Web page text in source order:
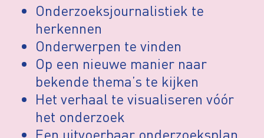
Onderzoeksjournalistiek te
herkennen
Onderwerpen te vinden
Op een nieuwe manier naar
bekende thema’s te kijken
Het verhaal te visualiseren vóór
het onderzoek
Een uitvoerbaar onderzoeksplan